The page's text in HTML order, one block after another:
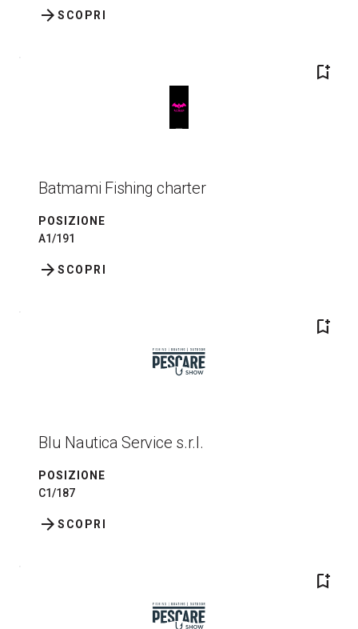
SCOPRI
arrow_forward
bookmark_add
Batmami Fishing charter
POSIZIONE
A1/191
SCOPRI
arrow_forward
bookmark_add
Blu Nautica Service s.r.l.
POSIZIONE
C1/187
SCOPRI
arrow_forward
bookmark_add